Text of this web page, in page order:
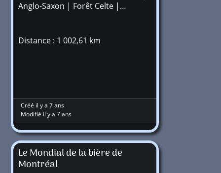
Anglo-Saxon | Forêt Celte |…
Distance : 1 002,61 km
Créé il y a 7 ans
Modifié il y a 7 ans
Le Mondial de la bière de
Montréal